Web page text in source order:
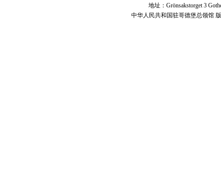
地址：Grönsakstorget 3
中华人民共和国驻哥德堡总领馆